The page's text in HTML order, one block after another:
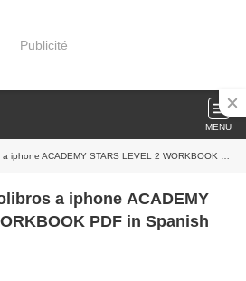
Publicité
MENU
STARS LEVEL 2 WORKBOOK PDF in Spanish 9780230489929 de
a iphone ACADEMY
PDF in Spanish